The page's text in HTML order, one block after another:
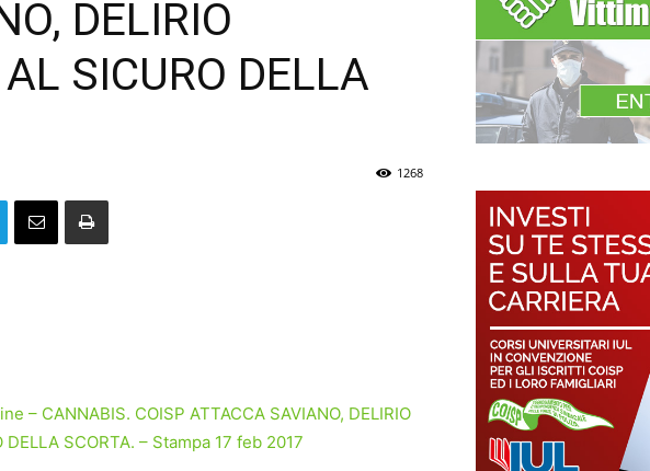
DELIRIO
SICURO DELLA
1268
– CANNABIS. COISP ATTACCA SAVIANO, DELIRIO
DELLA SCORTA. – Stampa 17 feb 2017